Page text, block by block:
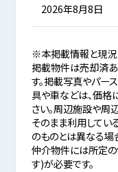
2026年8月8日
※本掲載情報と現況
掲載物件は売却済
す。掲載写真やパー
具や車などは、価格
さい。周辺施設や周
そのまま利用してい
のものとは異なる場
仲介物件には所定
す)が必要です。